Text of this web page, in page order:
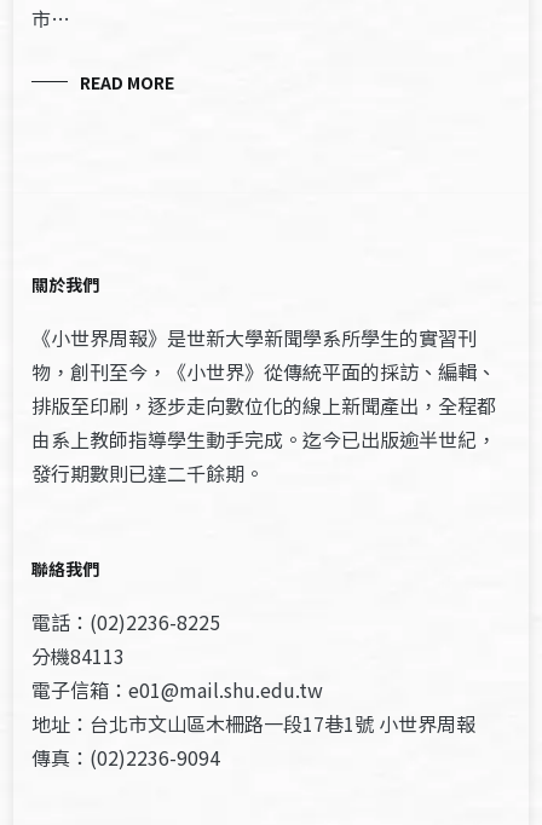
市…
READ MORE
關於我們
《小世界周報》是世新大學新聞學系所學生的實習刊
物，創刊至今，《小世界》從傳統平面的採訪、編輯、
排版至印刷，逐步走向數位化的線上新聞產出，全程都
由系上教師指導學生動手完成。迄今已出版逾半世紀，
發行期數則已達二千餘期。
聯絡我們
電話：(02)2236-8225
分機84113
電子信箱：e01@mail.shu.edu.tw
地址：台北市文山區木柵路一段17巷1號 小世界周報
傳真：(02)2236-9094